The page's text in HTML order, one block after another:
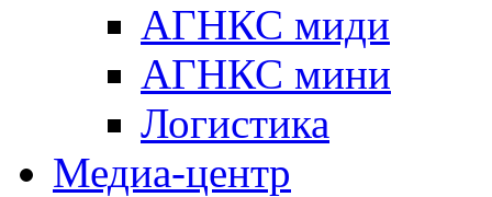
АГНКС миди
АГНКС мини
Логистика
Медиа-центр